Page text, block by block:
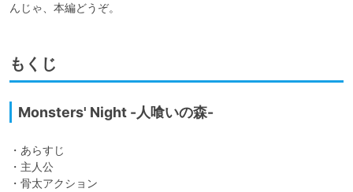
んじゃ、本編どうぞ。
もくじ
Monsters' Night -人喰いの森-
・あらすじ
・主人公
・骨太アクション